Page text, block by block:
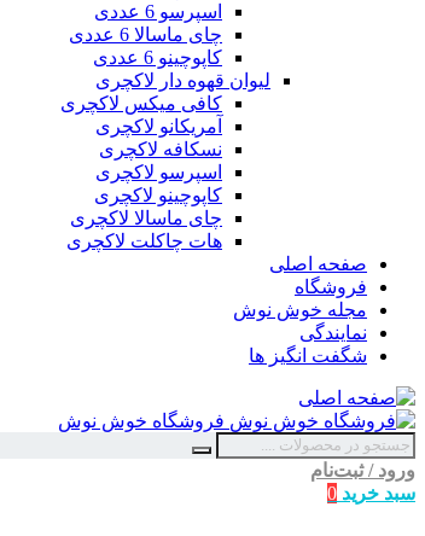
اسپرسو 6 عددی
چای ماسالا 6 عددی
کاپوچینو 6 عددی
لیوان قهوه دار لاکچری
کافی میکس لاکچری
آمریکانو لاکچری
نسکافه لاکچری
اسپرسو لاکچری
کاپوچینو لاکچری
چای ماسالا لاکچری
هات چاکلت لاکچری
صفحه اصلی
فروشگاه
مجله خوش نوش
نمایندگی
شگفت انگیز ها
فروشگاه خوش نوش
ورود / ثبت‌نام
سبد خرید 0